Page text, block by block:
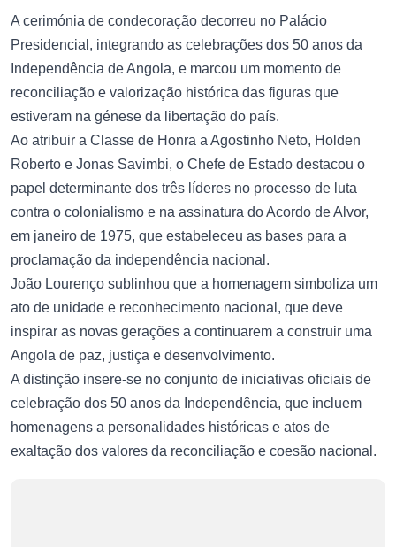
A cerimónia de condecoração decorreu no Palácio
Presidencial, integrando as celebrações dos 50 anos da
Independência de Angola, e marcou um momento de
reconciliação e valorização histórica das figuras que
estiveram na génese da libertação do país.
Ao atribuir a Classe de Honra a Agostinho Neto, Holden
Roberto e Jonas Savimbi, o Chefe de Estado destacou o
papel determinante dos três líderes no processo de luta
contra o colonialismo e na assinatura do Acordo de Alvor,
em janeiro de 1975, que estabeleceu as bases para a
proclamação da independência nacional.
João Lourenço sublinhou que a homenagem simboliza um
ato de unidade e reconhecimento nacional, que deve
inspirar as novas gerações a continuarem a construir uma
Angola de paz, justiça e desenvolvimento.
A distinção insere-se no conjunto de iniciativas oficiais de
celebração dos 50 anos da Independência, que incluem
homenagens a personalidades históricas e atos de
exaltação dos valores da reconciliação e coesão nacional.